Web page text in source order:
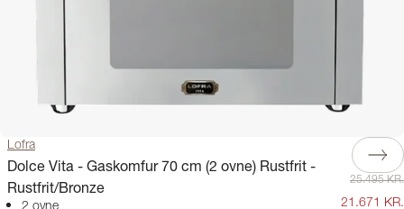
Lofra
Dolce Vita - Gaskomfur 70 cm (2 ovne) Rustfrit -
Rustfrit/Bronze
2 ovne
25.495 KR.
21.671 KR.